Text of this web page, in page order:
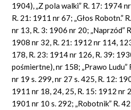
1904), „Z pola walki” R. 17: 1974
R. 21: 1911 nr 67; „Głos Robotn.”
nr 13, R. 3: 1906 nr 20; „Naprzód”
1908 nr 32, R. 21: 1912 nr 114,
178, R. 23: 1914 nr 126, R. 39:
pośmiertne), nr 158; „Prawo
nr 19 s. 299, nr 27 s. 425, R. 12:
1911 nr 18, 24, 25, R. 15: 1912 nr
1901 nr 10 s. 292; „Robotnik” R.